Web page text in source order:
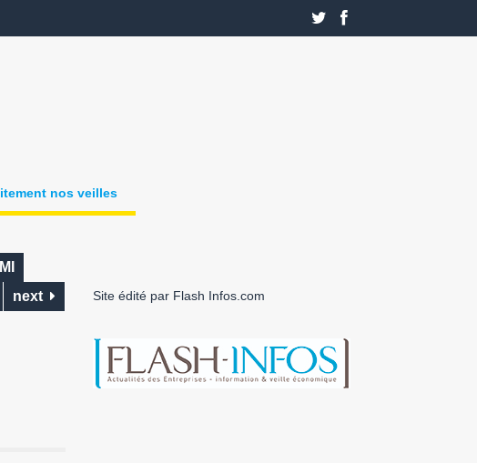
nos veilles
next Site édité par Flash Infos.com